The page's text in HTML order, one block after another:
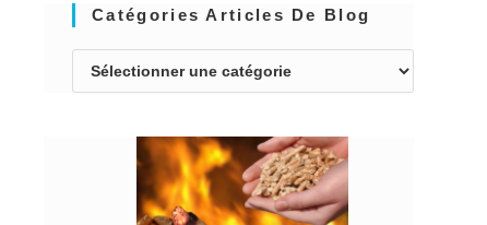
Catégories Articles De Blog